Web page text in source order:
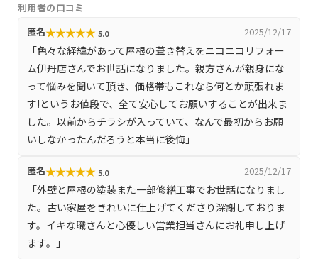
シミュレーション、10年保証、アフターフォロー体制も充
実。迅速な現地対応と丁寧な施工が地域で評価されてお
り、近隣配慮や工事写真共有なども実践しています。相見
積もり歓迎で価格も明瞭、押し売りなしの方針により安心
して依頼できる信頼の業者です。
利用者の口コミ
匿名★★★★★ 5.0 2025/12/17
「色々な経緯があって屋根の葺き替えをニコニコリフォー
ム伊丹店さんでお世話になりました。親方さんが親身にな
って悩みを聞いて頂き、価格帯もこれなら何とか頑張れま
す!というお値段で、全て安心してお願いすることが出来ま
した。以前からチラシが入っていて、なんで最初からお願
いしなかったんだろうと本当に後悔」
匿名★★★★★ 5.0 2025/12/17
「外壁と屋根の塗装また一部修繕工事でお世話になりまし
た。古い家屋をきれいに仕上げてくださり深謝しておりま
す。イキな職さんと心優しい営業担当さんにお礼申し上げ
ます。」